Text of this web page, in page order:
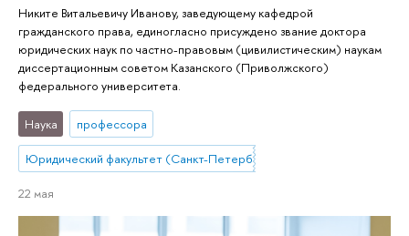
Никите Витальевичу Иванову, заведующему кафедрой
гражданского права, единогласно присуждено звание доктора
юридических наук по частно-правовым (цивилистическим) наукам
диссертационным советом Казанского (Приволжского)
федерального университета.
Наука профессора
Юридический факультет (Санкт-Петербург)
22 мая